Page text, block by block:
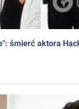
śmierć aktora